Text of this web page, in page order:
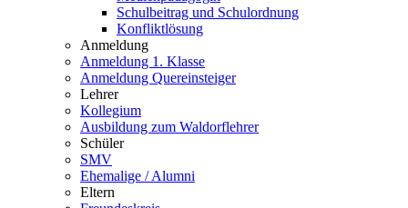
Schulbeitrag und Schulordnung
Konfliktlösung
Anmeldung
Anmeldung 1. Klasse
Anmeldung Quereinsteiger
Lehrer
Kollegium
Ausbildung zum Waldorflehrer
Schüler
SMV
Ehemalige / Alumni
Eltern